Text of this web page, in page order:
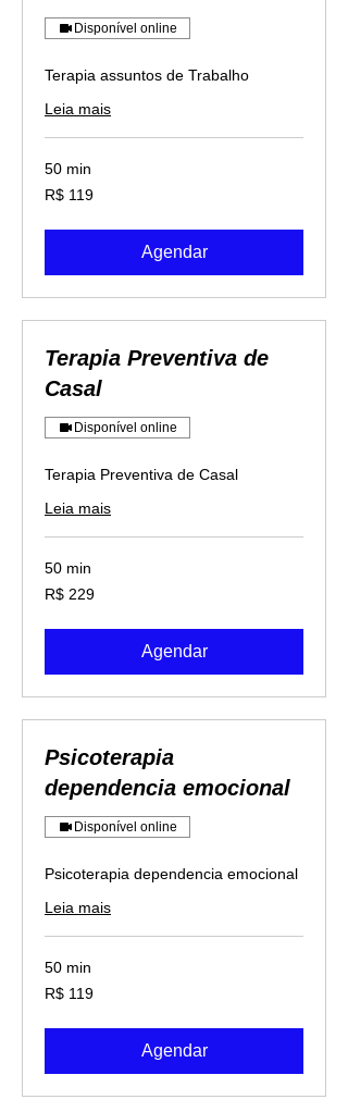
Disponível online
Terapia assuntos de Trabalho
Leia mais
50 min
119
Reais
R$ 119
Agendar
Terapia Preventiva de
Casal
Disponível online
Terapia Preventiva de Casal
Leia mais
50 min
229
Reais
R$ 229
Agendar
Psicoterapia
dependencia emocional
Disponível online
Psicoterapia dependencia emocional
Leia mais
50 min
119
Reais
R$ 119
Agendar